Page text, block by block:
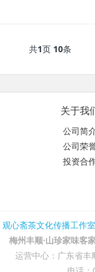
共1页 10条
关于我
公司简
公司荣
投资合
观心斋茶文化传播工作室
梅州丰顺·山珍家味客
运营中心：广东省